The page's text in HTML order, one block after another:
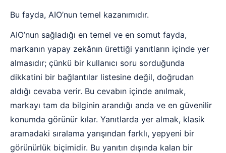
Bu fayda, AIO’nun temel kazanımıdır.
AIO’nun sağladığı en temel ve en somut fayda,
markanın yapay zekânın ürettiği yanıtların içinde yer
almasıdır; çünkü bir kullanıcı soru sorduğunda
dikkatini bir bağlantılar listesine değil, doğrudan
aldığı cevaba verir. Bu cevabın içinde anılmak,
markayı tam da bilginin arandığı anda ve en güvenilir
konumda görünür kılar. Yanıtlarda yer almak, klasik
aramadaki sıralama yarışından farklı, yepyeni bir
görünürlük biçimidir. Bu yanıtın dışında kalan bir